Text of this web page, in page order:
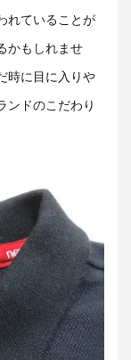
れていることが
かもしれませ
時に目に入りや
ンドのこだわり